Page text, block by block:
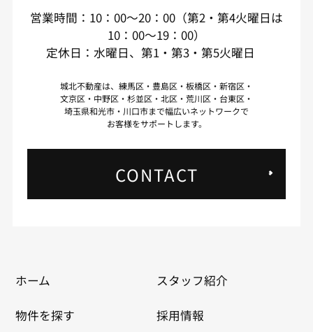
営業時間：10：00～20：00（第2・第4火曜日は
10：00～19：00）
定休日：水曜日、第1・第3・第5火曜日
城北不動産は、練馬区・豊島区・板橋区・新宿区・
文京区・中野区・杉並区・北区・荒川区・台東区・
埼玉県和光市・川口市まで幅広いネットワークで
お客様をサポートします。
CONTACT
ホーム
物件を探す
スタッフ紹介
採用情報